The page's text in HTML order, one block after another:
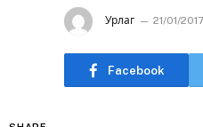
Урлаг 21/01/2017
Facebook